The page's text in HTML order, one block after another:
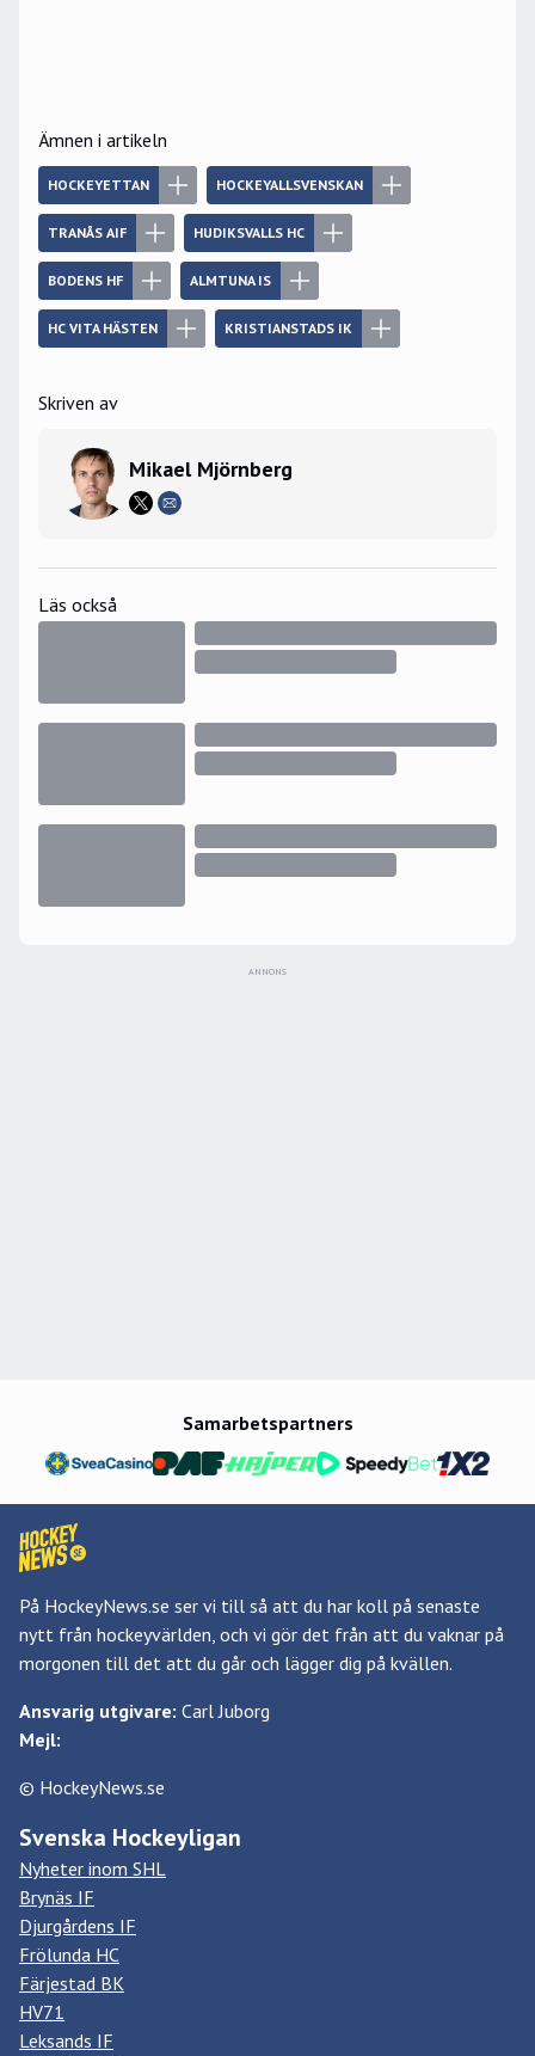
Ämnen i artikeln
HOCKEYETTAN HOCKEYALLSVENSKAN
TRANÅS AIF HUDIKSVALLS HC
BODENS HF ALMTUNA IS
HC VITA HÄSTEN KRISTIANSTADS IK
Skriven av
Mikael Mjörnberg
Läs också
ANNONS
Samarbetspartners
På HockeyNews.se ser vi till så att du har koll på senaste
nytt från hockeyvärlden, och vi gör det från att du vaknar på
morgonen till det att du går och lägger dig på kvällen.
Ansvarig utgivare: Carl Juborg
Mejl:
© HockeyNews.se
Svenska Hockeyligan
Nyheter inom SHL
Brynäs IF
Djurgårdens IF
Frölunda HC
Färjestad BK
HV71
Leksands IF